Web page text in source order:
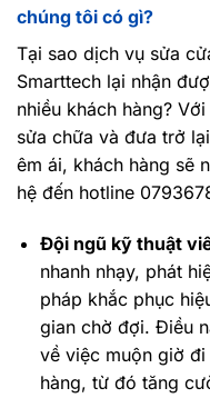
chúng tôi có gì?
Tại sao dịch vụ sửa
Smarttech lại nhận
nhiều khách hàng?
sửa chữa và đưa trở
êm ái, khách hàng sẽ
hệ đến hotline
Đội ngũ kỹ thuật
nhanh nhạy, phát
pháp khắc phục
gian chờ đợi. Điều
về việc muộn giờ
hàng, từ đó tăng